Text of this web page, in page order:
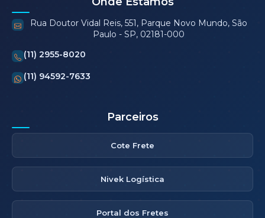
Rua Doutor Vidal Reis, 551, Parque Novo Mundo, São
Paulo - SP, 02181-000
(11) 2955-8020
(11) 94592-7633
Parceiros
Cote Frete
Nivek Logística
Portal dos Fretes